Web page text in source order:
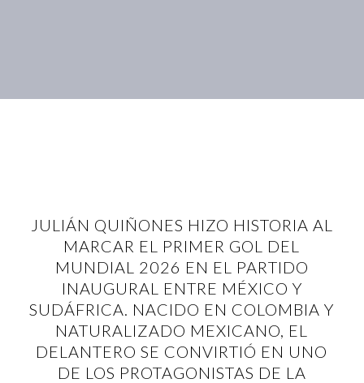
JULIÁN QUIÑONES HIZO HISTORIA AL
MARCAR EL PRIMER GOL DEL
MUNDIAL 2026 EN EL PARTIDO
INAUGURAL ENTRE MÉXICO Y
SUDÁFRICA. NACIDO EN COLOMBIA Y
NATURALIZADO MEXICANO, EL
DELANTERO SE CONVIRTIÓ EN UNO
DE LOS PROTAGONISTAS DE LA